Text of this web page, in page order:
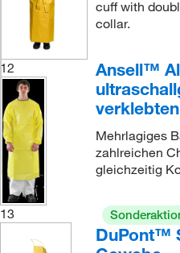
cuff with
collar.
12
Ansell™
Mehrlagiges
zahlreichen
gleichzeitig
13
DuPont™